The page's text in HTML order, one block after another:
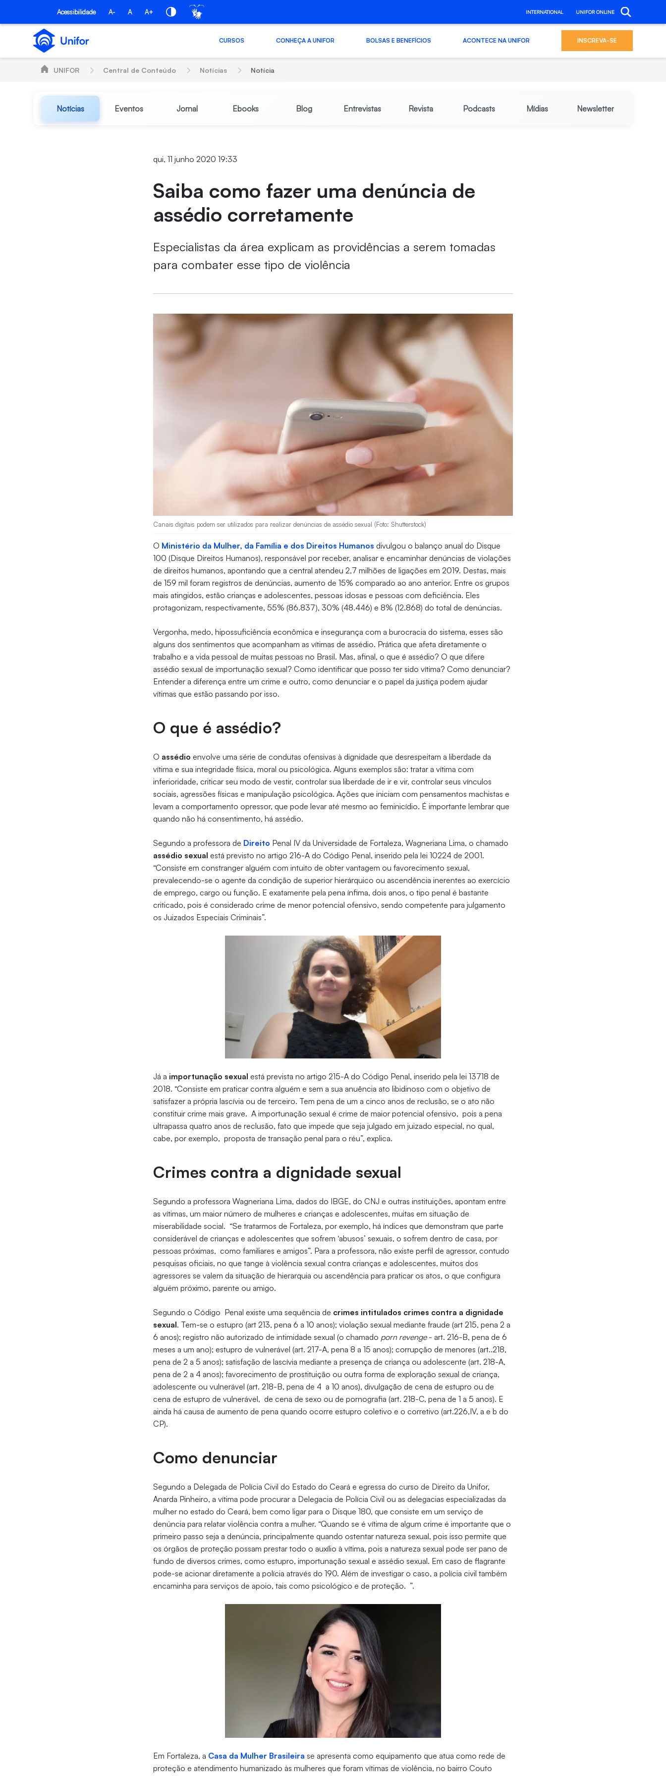
Pular para o Conteúdo principal
Acessibilidade A- A A+ INTERNATIONAL UNIFOR ONLINE
CURSOS CONHEÇA A UNIFOR BOLSAS E BENEFÍCIOS ACONTECE NA UNIFOR INSCREVA-SE
UNIFOR Central de Conteúdo Notícias Notícia
Notícias Eventos Jornal Ebooks Blog Entrevistas Revista Podcasts Mídias Newsletter
qui, 11 junho 2020 19:33
Saiba como fazer uma denúncia de
assédio corretamente
Especialistas da área explicam as providências a serem tomadas
para combater esse tipo de violência
Canais digitais podem ser utilizados para realizar denúncias de assédio sexual (Foto: Shutterstock)
O Ministério da Mulher, da Família e dos Direitos Humanos divulgou o balanço anual do Disque
100 (Disque Direitos Humanos), responsável por receber, analisar e encaminhar denúncias de violações
de direitos humanos, apontando que a central atendeu 2,7 milhões de ligações em 2019. Destas, mais
de 159 mil foram registros de denúncias, aumento de 15% comparado ao ano anterior. Entre os grupos
mais atingidos, estão crianças e adolescentes, pessoas idosas e pessoas com deficiência. Eles
protagonizam, respectivamente, 55% (86.837), 30% (48.446) e 8% (12.868) do total de denúncias.
Vergonha, medo, hipossuficiência econômica e insegurança com a burocracia do sistema, esses são
alguns dos sentimentos que acompanham as vítimas de assédio. Prática que afeta diretamente o
trabalho e a vida pessoal de muitas pessoas no Brasil. Mas, afinal, o que é assédio? O que difere
assédio sexual de importunação sexual? Como identificar que posso ter sido vítima? Como denunciar?
Entender a diferença entre um crime e outro, como denunciar e o papel da justiça podem ajudar
vítimas que estão passando por isso.
O que é assédio?
O assédio envolve uma série de condutas ofensivas à dignidade que desrespeitam a liberdade da
vítima e sua integridade física, moral ou psicológica. Alguns exemplos são: tratar a vítima com
inferioridade, criticar seu modo de vestir, controlar sua liberdade de ir e vir, controlar seus vínculos
sociais, agressões físicas e manipulação psicológica. Ações que iniciam com pensamentos machistas e
levam a comportamento opressor, que pode levar até mesmo ao feminicídio. É importante lembrar que
quando não há consentimento, há assédio.
Segundo a professora de Direito Penal IV da Universidade de Fortaleza, Wagneriana Lima, o chamado
assédio sexual está previsto no artigo 216-A do Código Penal, inserido pela lei 10224 de 2001.
“Consiste em constranger alguém com intuito de obter vantagem ou favorecimento sexual,
prevalecendo-se o agente da condição de superior hierárquico ou ascendência inerentes ao exercício
de emprego, cargo ou função. E exatamente pela pena ínfima, dois anos, o tipo penal é bastante
criticado, pois é considerado crime de menor potencial ofensivo, sendo competente para julgamento
os Juizados Especiais Criminais”.
Já a importunação sexual está prevista no artigo 215-A do Código Penal, inserido pela lei 13718 de
2018. “Consiste em praticar contra alguém e sem a sua anuência ato libidinoso com o objetivo de
satisfazer a própria lascívia ou de terceiro. Tem pena de um a cinco anos de reclusão, se o ato não
constituir crime mais grave. A importunação sexual é crime de maior potencial ofensivo, pois a pena
ultrapassa quatro anos de reclusão, fato que impede que seja julgado em juizado especial, no qual,
cabe, por exemplo, proposta de transação penal para o réu”, explica.
Crimes contra a dignidade sexual
Segundo a professora Wagneriana Lima, dados do IBGE, do CNJ e outras instituições, apontam entre
as vítimas, um maior número de mulheres e crianças e adolescentes, muitas em situação de
miserabilidade social. “Se tratarmos de Fortaleza, por exemplo, há índices que demonstram que parte
considerável de crianças e adolescentes que sofrem ‘abusos’ sexuais, o sofrem dentro de casa, por
pessoas próximas, como familiares e amigos”. Para a professora, não existe perfil de agressor, contudo
pesquisas oficiais, no que tange à violência sexual contra crianças e adolescentes, muitos dos
agressores se valem da situação de hierarquia ou ascendência para praticar os atos, o que configura
alguém próximo, parente ou amigo.
Segundo o Código Penal existe uma sequência de crimes intitulados crimes contra a dignidade
sexual. Tem-se o estupro (art 213, pena 6 a 10 anos); violação sexual mediante fraude (art 215, pena 2 a
6 anos); registro não autorizado de intimidade sexual (o chamado porn revenge- art. 216-B, pena de 6
meses a um ano); estupro de vulnerável (art. 217-A, pena 8 a 15 anos); corrupção de menores (art..218,
pena de 2 a 5 anos); satisfação de lascívia mediante a presença de criança ou adolescente (art. 218-A,
pena de 2 a 4 anos); favorecimento de prostituição ou outra forma de exploração sexual de criança,
adolescente ou vulnerável (art. 218-B, pena de 4 a 10 anos), divulgação de cena de estupro ou de
cena de estupro de vulnerável, de cena de sexo ou de pornografia (art. 218-C, pena de 1 a 5 anos). E
ainda há causa de aumento de pena quando ocorre estupro coletivo e o corretivo (art.226,IV, a e b do
CP).
Como denunciar
Segundo a Delegada de Polícia Civil do Estado do Ceará e egressa do curso de Direito da Unifor,
Anarda Pinheiro, a vítima pode procurar a Delegacia de Polícia Civil ou as delegacias especializadas da
mulher no estado do Ceará, bem como ligar para o Disque 180, que consiste em um serviço de
denúncia para relatar violência contra a mulher. “Quando se é vítima de algum crime é importante que o
primeiro passo seja a denúncia, principalmente quando ostentar natureza sexual, pois isso permite que
os órgãos de proteção possam prestar todo o auxílio à vítima, pois a natureza sexual pode ser pano de
fundo de diversos crimes, como estupro, importunação sexual e assédio sexual. Em caso de flagrante
pode-se acionar diretamente a polícia através do 190. Além de investigar o caso, a polícia civil também
encaminha para serviços de apoio, tais como psicológico e de proteção. ”.
Em Fortaleza, a Casa da Mulher Brasileira se apresenta como equipamento que atua como rede de
proteção e atendimento humanizado às mulheres que foram vítimas de violência, no bairro Couto